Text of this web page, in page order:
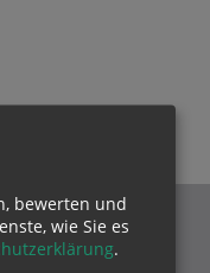
bewerten und
wie Sie es
.